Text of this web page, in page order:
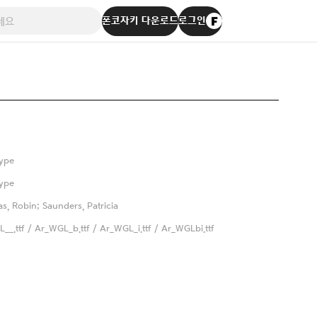
폰코자키 다운로드로그인
Robin; Saunders, Patricia
/ Ar_WGL_b.ttf / Ar_WGL_i.ttf / Ar_WGLbi.ttf